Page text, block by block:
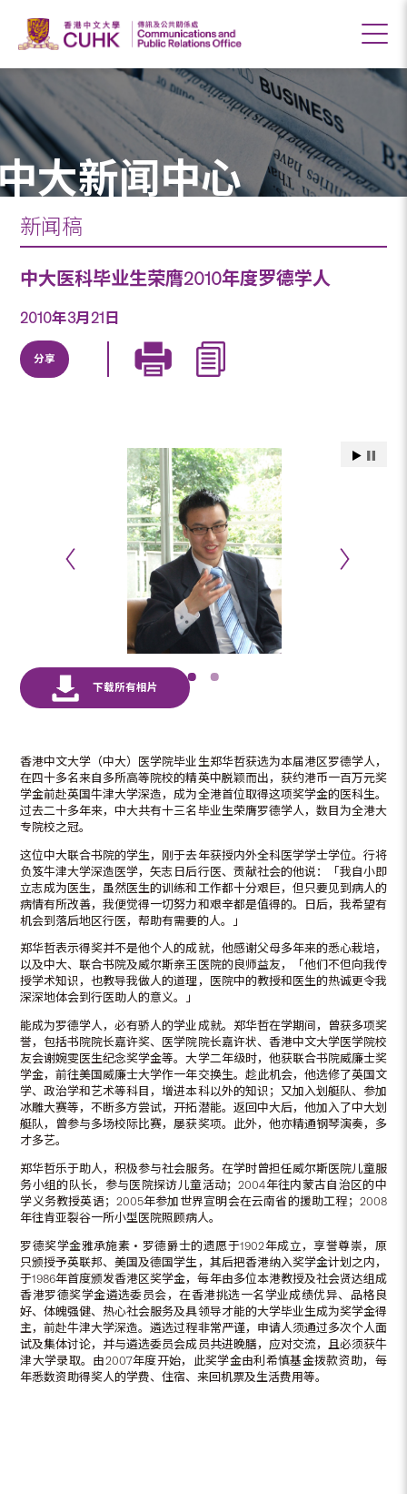
大新闻中心
新闻稿
中大医科毕业生荣膺2010年度罗德学人
2010年3月21日
分享
香港中文大学（中大）医学院毕业生郑华哲获选为本届港区罗德学人，
在四十多名来自多所高等院校的精英中脱颖而出，获约港币一百万元奖
学金前赴英国牛津大学深造，成为全港首位取得这项奖学金的医科生。
过去二十多年来，中大共有十三名毕业生荣膺罗德学人，数目为全港大
专院校之冠。
这位中大联合书院的学生，刚于去年获授内外全科医学学士学位。行将
负笈牛津大学深造医学，矢志日后行医、贡献社会的他说：「我自小即
立志成为医生，虽然医生的训练和工作都十分艰巨，但只要见到病人的
病情有所改善，我便觉得一切努力和艰辛都是值得的。日后，我希望有
机会到落后地区行医，帮助有需要的人。」
郑华哲表示得奖并不是他个人的成就，他感谢父母多年来的悉心栽培，
以及中大、联合书院及威尔斯亲王医院的良师益友，「他们不但向我传
授学术知识，也教导我做人的道理，医院中的教授和医生的热诚更令我
深深地体会到行医助人的意义。」
能成为罗德学人，必有骄人的学业成就。郑华哲在学期间，曾获多项奖
誉，包括书院院长嘉许奖、医学院院长嘉许状、香港中文大学医学院校
友会谢婉雯医生纪念奖学金等。大学二年级时，他获联合书院威廉士奖
学金，前往美国威廉士大学作一年交换生。趁此机会，他选修了英国文
学、政治学和艺术等科目，增进本科以外的知识；又加入划艇队、参加
冰雕大赛等，不断多方尝试，开拓潜能。返回中大后，他加入了中大划
艇队，曾参与多场校际比赛，屡获奖项。此外，他亦精通钢琴演奏，多
才多艺。
郑华哲乐于助人，积极参与社会服务。在学时曾担任威尔斯医院儿童服
务小组的队长，参与医院探访儿童活动；2004年往内蒙古自治区的中
学义务教授英语；2005年参加世界宣明会在云南省的援助工程；2008
年往肯亚裂谷一所小型医院照顾病人。
罗德奖学金雅承施素‧罗德爵士的遗愿于1902年成立，享誉尊崇，原
只颁授予英联邦、美国及德国学生，其后把香港纳入奖学金计划之内，
于1986年首度颁发香港区奖学金，每年由多位本港教授及社会贤达组成
香港罗德奖学金遴选委员会，在香港挑选一名学业成绩优异、品格良
好、体魄强健、热心社会服务及具领导才能的大学毕业生成为奖学金得
主，前赴牛津大学深造。遴选过程非常严谨，申请人须通过多次个人面
试及集体讨论，并与遴选委员会成员共进晚膳，应对交流，且必须获牛
津大学录取。由2007年度开始，此奖学金由利希慎基金拨款资助，每
年悉数资助得奖人的学费、住宿、来回机票及生活费用等。